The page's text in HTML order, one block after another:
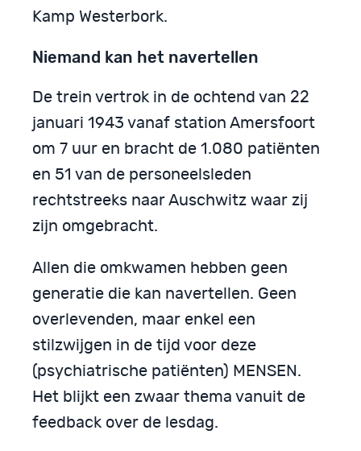
Kamp Westerbork.
Niemand kan het navertellen
De trein vertrok in de ochtend van 22
januari 1943 vanaf station Amersfoort
om 7 uur en bracht de 1.080 patiënten
en 51 van de personeelsleden
rechtstreeks naar Auschwitz waar zij
zijn omgebracht.
Allen die omkwamen hebben geen
generatie die kan navertellen. Geen
overlevenden, maar enkel een
stilzwijgen in de tijd voor deze
(psychiatrische patiënten) MENSEN.
Het blijkt een zwaar thema vanuit de
feedback over de lesdag.